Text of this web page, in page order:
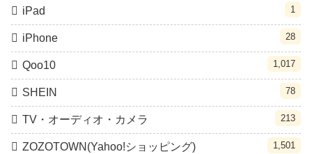
iPad 1
iPhone 28
Qoo10 1,017
SHEIN 78
TV・オーディオ・カメラ 213
ZOZOTOWN(Yahoo!ショッピング) 1,501